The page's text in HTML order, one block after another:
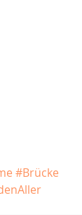
#Brücke